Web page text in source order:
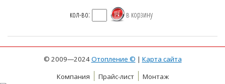
кол-во:
© 2009—2024Отопление © | Карта сайта
Компания
Прайс-лист Монтаж